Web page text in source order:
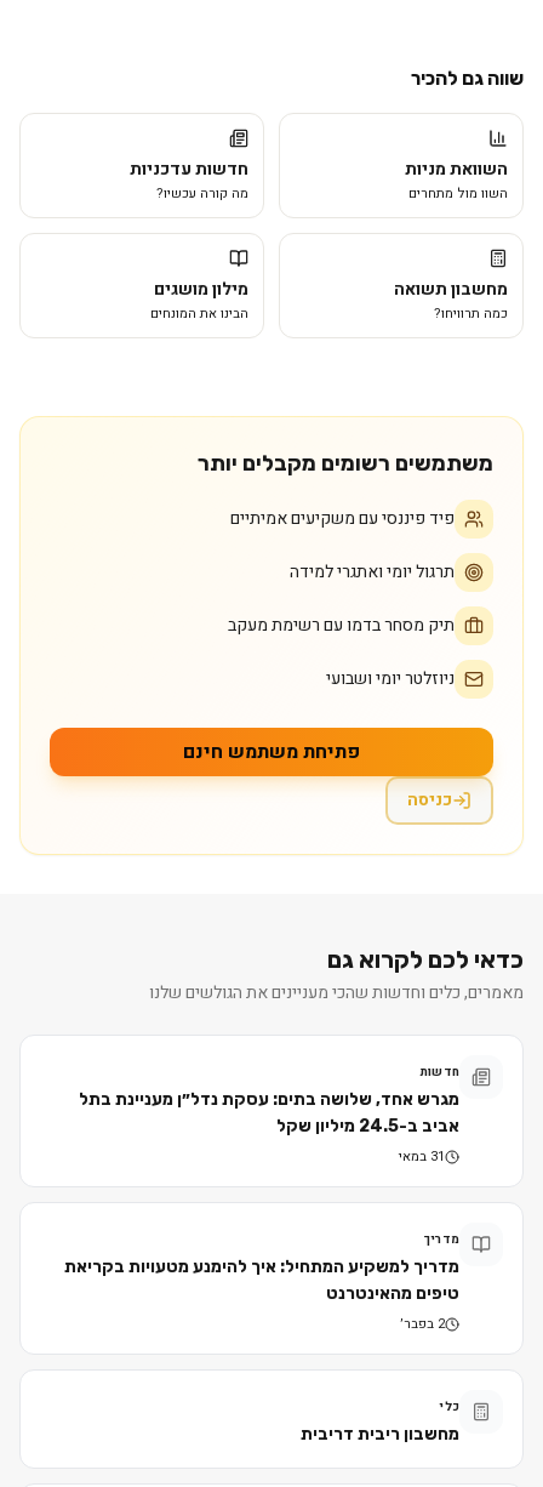
שווה גם להכיר
השוואת מניות
השוו מול מתחרים
חדשות עדכניות
מה קורה עכשיו?
מחשבון תשואה
כמה תרוויחו?
מילון מושגים
הבינו את המונחים
משתמשים רשומים מקבלים יותר
פיד פיננסי עם משקיעים אמיתיים
תרגול יומי ואתגרי למידה
תיק מסחר בדמו עם רשימת מעקב
ניוזלטר יומי ושבועי
פתיחת משתמש חינם
כניסה
כדאי לכם לקרוא גם
מאמרים, כלים וחדשות שהכי מעניינים את הגולשים שלנו
חדשות
מגרש אחד, שלושה בתים: עסקת נדל״ן מעניינת בתל
אביב ב-24.5 מיליון שקל
31 במאי
מדריך
מדריך למשקיע המתחיל: איך להימנע מטעויות בקריאת
טיפים מהאינטרנט
2 בפבר׳
כלי
מחשבון ריבית דריבית